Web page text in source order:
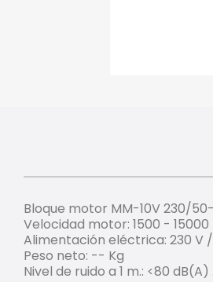
Bloque motor MM-10V 230/
Velocidad motor: 1500 -
Alimentación eléctrica: 230 V
Peso neto: -- Kg
Nivel de ruido a 1 m.: <80